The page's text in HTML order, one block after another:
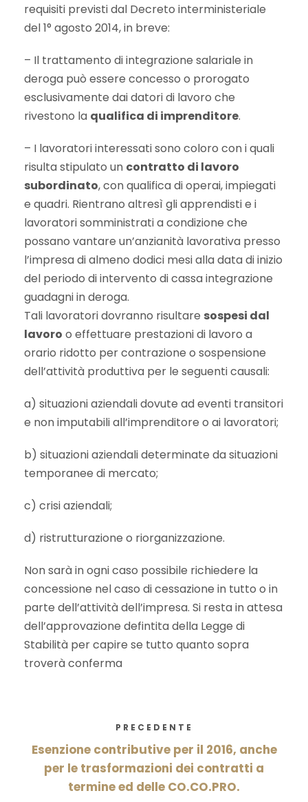
requisiti previsti dal Decreto interministeriale
del 1° agosto 2014, in breve:
– Il trattamento di integrazione salariale in
deroga può essere concesso o prorogato
esclusivamente dai datori di lavoro che
rivestono la qualifica di imprenditore.
– I lavoratori interessati sono coloro con i quali
risulta stipulato un contratto di lavoro
subordinato, con qualifica di operai, impiegati
e quadri. Rientrano altresì gli apprendisti e i
lavoratori somministrati a condizione che
possano vantare un’anzianità lavorativa presso
l’impresa di almeno dodici mesi alla data di inizio
del periodo di intervento di cassa integrazione
guadagni in deroga.
Tali lavoratori dovranno risultare sospesi dal
lavoro o effettuare prestazioni di lavoro a
orario ridotto per contrazione o sospensione
dell’attività produttiva per le seguenti causali:
a) situazioni aziendali dovute ad eventi transitori
e non imputabili all’imprenditore o ai lavoratori;
b) situazioni aziendali determinate da situazioni
temporanee di mercato;
c) crisi aziendali;
d) ristrutturazione o riorganizzazione.
Non sarà in ogni caso possibile richiedere la
concessione nel caso di cessazione in tutto o in
parte dell’attività dell’impresa. Si resta in attesa
dell’approvazione defintita della Legge di
Stabilità per capire se tutto quanto sopra
troverà conferma
PRECEDENTE
Esenzione contributive per il 2016, anche
per le trasformazioni dei contratti a
termine ed delle CO.CO.PRO.